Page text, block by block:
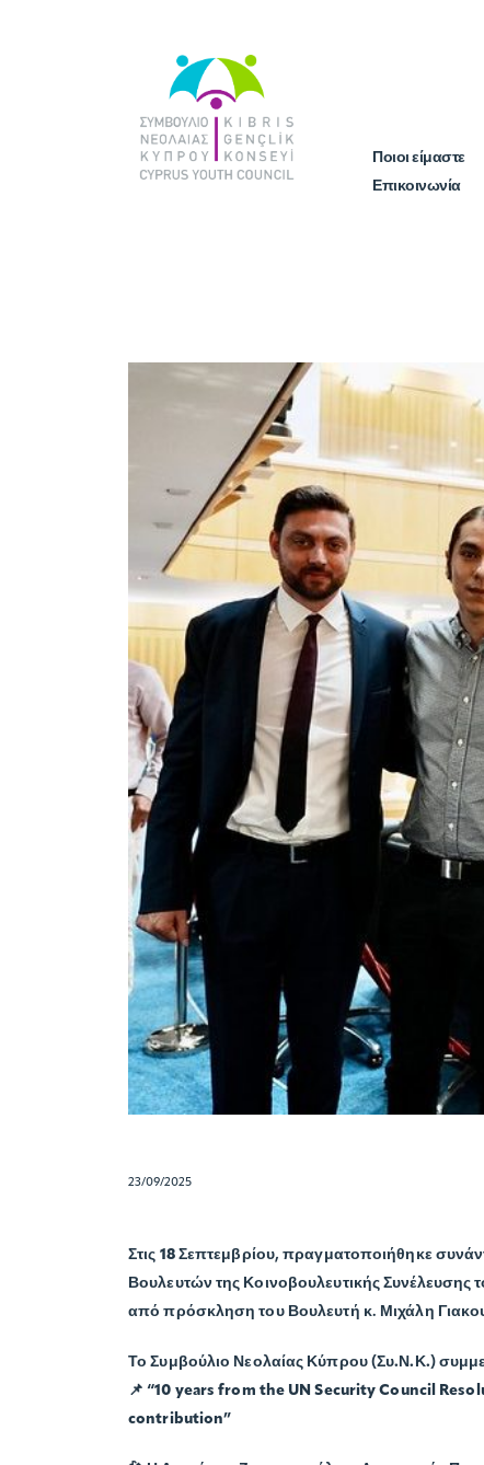
Ποιοι είμαστε
Επικοινωνία
23/09/2025
Στις 18 Σεπτεμβρίου, πραγματοποιήθηκε
Βουλευτών της Κοινοβουλευτικής Συνέλευσης
από πρόσκληση του Βουλευτή κ. Μιχάλη
ΤοΣυμβούλιο Νεολαίας Κύπρου (Συ.Ν.Κ.)
📌“10 years from the UN Security Council
contribution”